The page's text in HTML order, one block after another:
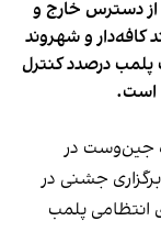
دسترس خارج و
کافه‌‌دار و شهروند
پلمب درصدد کنترل
است.
جین‌وست در
۱۹ مهر و پس از برگزاری جشنی در
انتظامی پلمب